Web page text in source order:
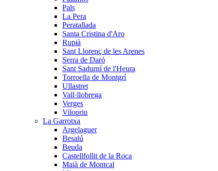
Pals
La Pera
Peratallada
Santa Cristina d'Aro
Rupià
Sant Llorenç de les Arenes
Serra de Daró
Sant Sadurní de l'Heura
Torroella de Montgrí
Ullastret
Vall·llobrega
Verges
Vilopriu
La Garrotxa
Argelaguer
Besalú
Beuda
Castellfollit de la Roca
Maià de Montcal